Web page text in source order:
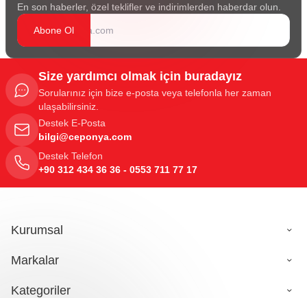
En son haberler, özel teklifler ve indirimlerden haberdar olun.
Abone Ol
Size yardımcı olmak için buradayız
Sorularınız için bize e-posta veya telefonla her zaman
ulaşabilirsiniz.
Destek E-Posta
bilgi@ceponya.com
Destek Telefon
+90 312 434 36 36 - 0553 711 77 17
Kurumsal
Markalar
Kategoriler